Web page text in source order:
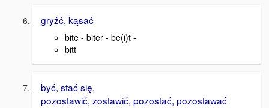
gryźć, kąsać
bite - biter - be(i)t -
bitt
być, stać się,
pozostawić, zostawić, pozostać, pozostawać